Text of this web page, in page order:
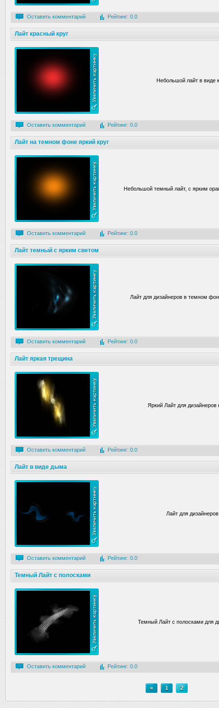
Оставить комментарий Рейтинг: 0.0
Лайт красный круг
Небольшой лайт в виде
Оставить комментарий Рейтинг: 0.0
Лайт на темном фоне яркий круг
Небольшой темный лайт, с ярким
Оставить комментарий Рейтинг: 0.0
Лайт темный с ярким светом
Лайт для дизайнеров в темном
Оставить комментарий Рейтинг: 0.0
Лайт яркая трещина
Яркий Лайт для
Оставить комментарий Рейтинг: 0.0
Лайт в виде дыма
Лайт для
Оставить комментарий Рейтинг: 0.0
Темный Лайт с полосками
Темный Лайт с полосками для
Оставить комментарий Рейтинг: 0.0
« 1 2